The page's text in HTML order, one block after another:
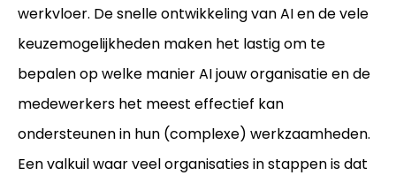
werkvloer. De snelle ontwikkeling van AI en de vele
keuzemogelijkheden maken het lastig om te
bepalen op welke manier AI jouw organisatie en de
medewerkers het meest effectief kan
ondersteunen in hun (complexe) werkzaamheden.
Een valkuil waar veel organisaties in stappen is dat